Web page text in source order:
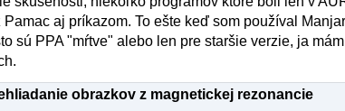
aj príkazom. To ešte keď som používal
sú PPA "mŕtve" alebo len pre staršie verzie, ja
obrazkov z magnetickej rezonancie